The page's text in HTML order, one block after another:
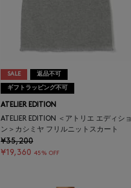
SALE 返品不可
ギフトラッピング不可
ATELIER EDITION
ATELIER EDITION ＜アトリエ エディショ
ン＞カシミヤ フリルニットスカート
¥35,200
¥19,360 45% OFF